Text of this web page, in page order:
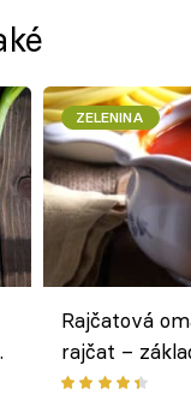
ZELENINA
Rajčatová
rajčat –